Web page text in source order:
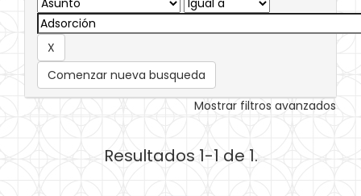
Comenzar nueva busqueda
Mostrar filtros avanzados
Resultados 1-1 de 1.